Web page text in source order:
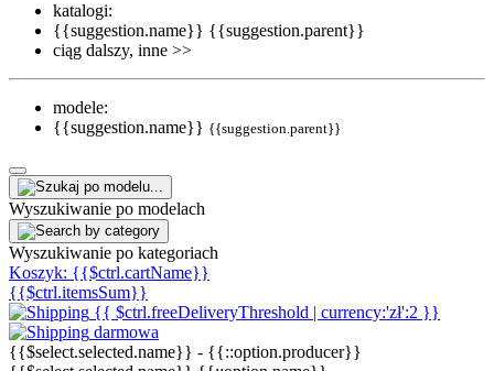
katalogi:
{{suggestion.name}} {{suggestion.parent}}
ciąg dalszy, inne >>
modele:
{{suggestion.name}} {{suggestion.parent}}
Wyszukiwanie po modelach
Wyszukiwanie po kategoriach
Koszyk: {{$ctrl.cartName}}
{{$ctrl.itemsSum}}
{{ $ctrl.freeDeliveryThreshold | currency:'zł':2 }}
darmowa
{{$select.selected.name}} - {{::option.producer}}